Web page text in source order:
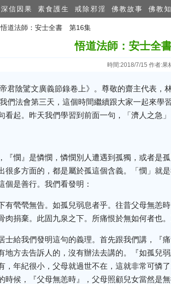
深信因果 素食護生 戒除邪淫 佛教故事 佛教
道法師：安士全書 第16集
悟道法師：安士全
時間:2018/7/15 作者:果
帝君陰騭文廣義節錄卷上》。尊敬的齋主代表
們法會第三天，這個時間繼續跟大家一起來學
看起。昨天我們學習到前面一句，「濟人之急
『憫』是憐憫，憐憫別人遭遇到孤獨，或者是
很多方面的，都是屬於孤這個含義。「憫」就
個是善行。我們看發明：
有煢煢無告。如孤兒弱息者乎。往昔父母無恙
肉捐棄。此固九泉之下。所痛恨於無如何者也。
士給我們發明這句的義理。首先跟我們講，『
地方去告訴人的，沒有辦法去講的。『如孤兒
，年紀很小，父母就過世不在，這就非常可憐
時候，『父母無恙時』，父母照顧兒女當然是